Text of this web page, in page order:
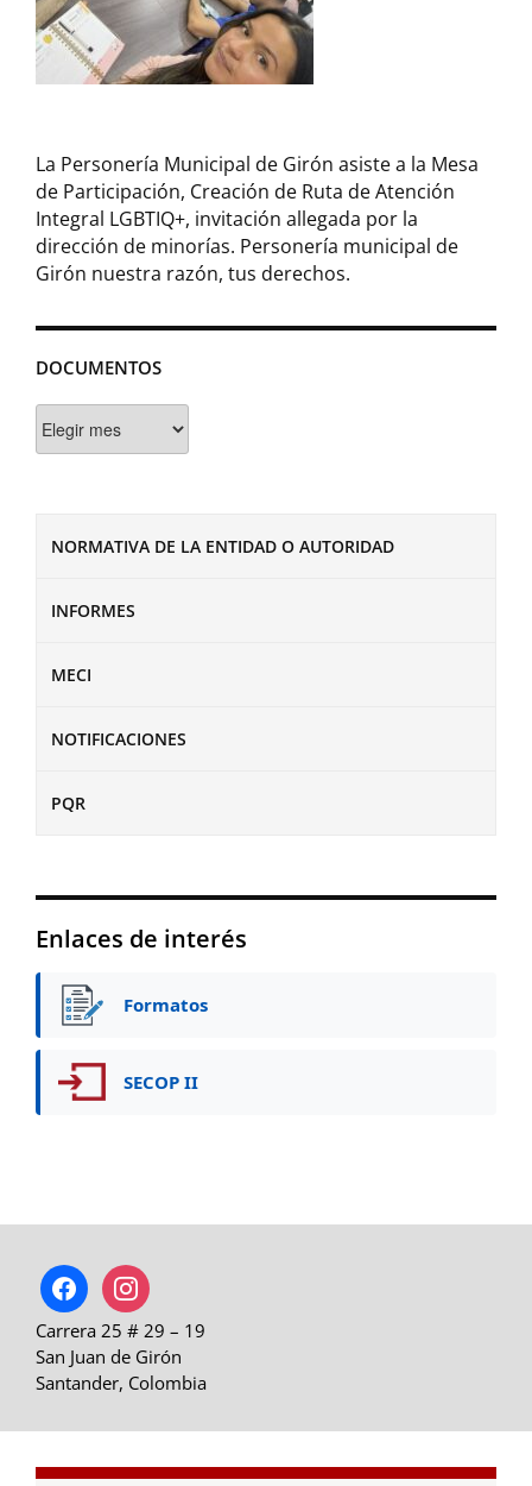
DOCUMENTOS
NORMATIVA DE LA ENTIDAD O AUTORIDAD
INFORMES
MECI
NOTIFICACIONES
PQR
Enlaces de interés
Formatos
SECOP II
La Personería Municipal de Girón asiste a la Mesa
de Participación, Creación de Ruta de Atención
Integral LGBTIQ+, invitación allegada por la
dirección de minorías. Personería municipal de
Girón nuestra razón, tus derechos.
facebookinstagram
Carrera 25 # 29 – 19
San Juan de Girón
Santander, Colombia